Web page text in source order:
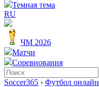
Темная тема
RU
ЧМ 2026
Матчи
Соревнования
Soccer365 › Футбол онлайн